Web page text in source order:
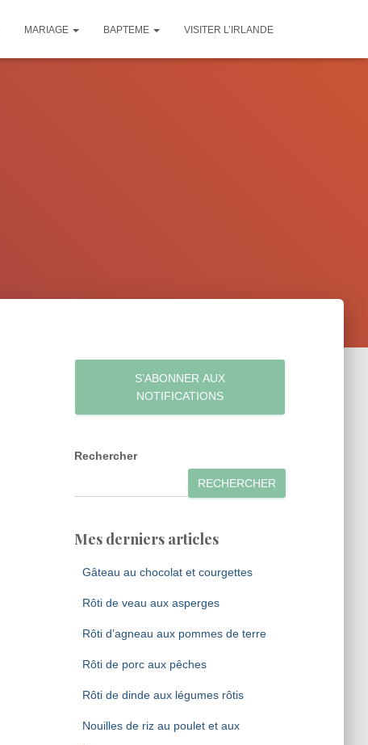
MARIAGE BAPTEME VISITER L’IRLANDE
S’ABONNER AUX
NOTIFICATIONS
Rechercher
RECHERCHER
Mes derniers articles
Gâteau au chocolat et courgettes
Rôti de veau aux asperges
Rôti d’agneau aux pommes de terre
Rôti de porc aux pêches
Rôti de dinde aux légumes rôtis
Nouilles de riz au poulet et aux